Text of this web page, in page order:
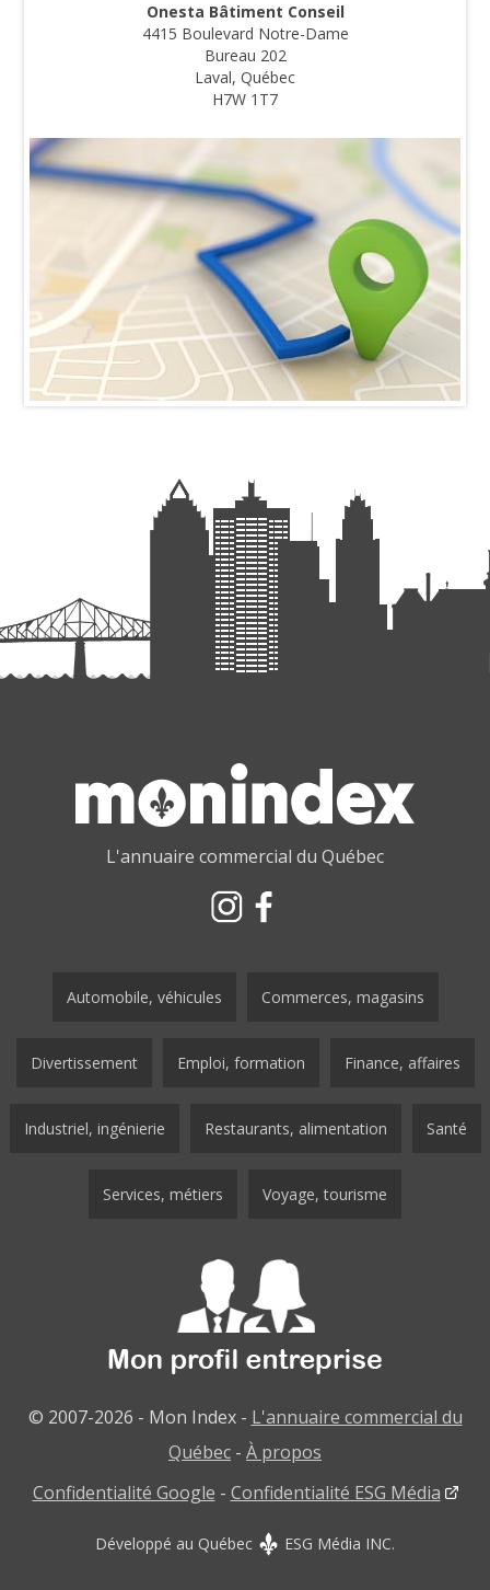
Onesta Bâtiment Conseil
4415 Boulevard Notre-Dame
Bureau 202
Laval, Québec
H7W 1T7
L'annuaire commercial du Québec
Automobile, véhicules Commerces, magasins
Divertissement Emploi, formation Finance, affaires
Industriel, ingénierie Restaurants, alimentation Santé
Services, métiers Voyage, tourisme
© 2007-2026 - Mon Index - L'annuaire commercial du
Québec - À propos
Confidentialité Google - Confidentialité ESG Média
Développé au Québec ESG Média INC.